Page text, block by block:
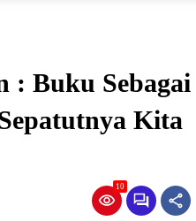
: Buku Sebagai
Kita
10